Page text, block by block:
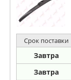
Срок поставки
Завтра
Завтра